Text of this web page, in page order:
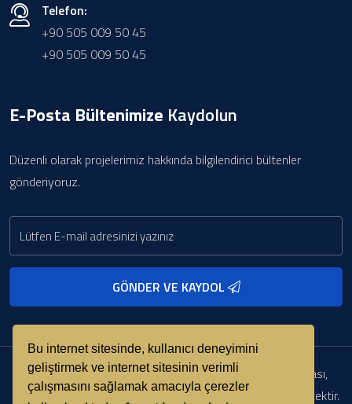
Bu internet sitesinde, kullanıcı deneyimini
geliştirmek ve internet sitesinin verimli
çalışmasını sağlamak amacıyla çerezler
Telefon:
+90 505 009 50 45
+90 505 009 50 45
E-Posta Bültenimize Kaydolun
Düzenli olarak projelerimiz hakkında bilgilendirici bültenler
gönderiyoruz.
GÖNDER VE KAYDOL
Copyright © 2000 - 2026 Her Hakkı Saklıdır. kopyalanması,
çoğaltılması ve dağıtılması halinde yasal haklarımız işletilecektir.